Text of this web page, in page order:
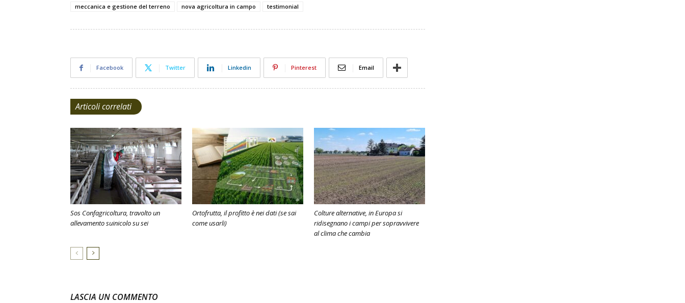
meccanica e gestione del terreno
nova agricoltura in campo testimonial
Facebook Twitter Linkedin Pinterest Email
Articoli correlati
Sos Confagricoltura, travolto un
allevamento suinicolo su sei
Ortofrutta, il profitto è nei dati (se sai
come usarli)
Colture alternative, in Europa si
ridisegnano i campi per sopravvivere
al clima che cambia
LASCIA UN COMMENTO